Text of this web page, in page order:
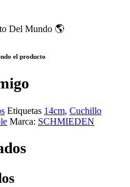
Del Mundo 🌎
el producto
Etiquetas 14cm, Cuchillo
Marca: SCHMIEDEN